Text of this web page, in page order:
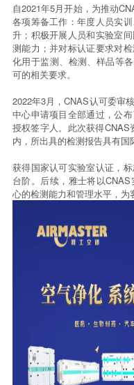
自2021年5月开始，为推动
各项筹备工作：年度人员实
升；积极开展人员和实验室
测能力；并对标认证要求对
化用于监测、检测、样品等
可的相关要求。
2022年3月，CNAS认可委审
中心申请项目全部通过，公
授权签字人。此次获得CNAS
内，所出具的检测报告具有国
获得国家认可实验室认证，
台阶。后续，雅士将以
心的检测能力和管理水平，为